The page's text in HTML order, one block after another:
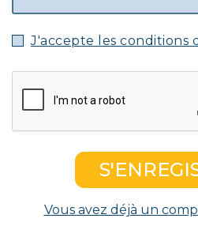
J'accepte les conditions
Vous avez déjà un